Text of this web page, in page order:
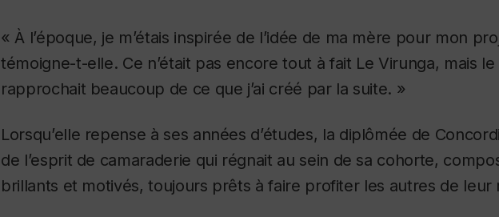
« À l’époque, je m’étais inspirée de l’idée de ma mère pour mon
témoigne-t-elle. Ce n’était pas encore tout à fait Le Virunga, mais
rapprochait beaucoup de ce que j’ai créé par la suite. »
Lorsqu’elle repense à ses années d’études, la diplômée de
de l’esprit de camaraderie qui régnait au sein de sa cohorte,
brillants et motivés, toujours prêts à faire profiter les autres de leur